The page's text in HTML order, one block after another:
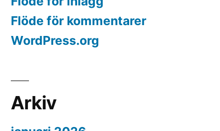
Flöde för kommentarer
WordPress.org
Arkiv